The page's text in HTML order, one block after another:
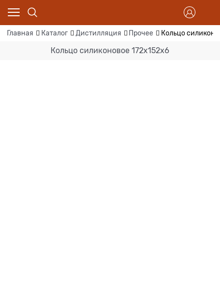
Главная Каталог Дистилляция Прочее Кольцо
Кольцо силиконовое 172х152х6